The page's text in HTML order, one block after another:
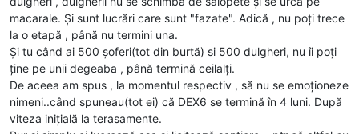
macarale. Și sunt lucrări care sunt "fazate". Adică , nu poți trece
la o etapă , până nu termini una.
Și tu când ai 500 șoferi(tot din burtă) si 500 dulgheri, nu îi poți
ține pe unii degeaba , până termină ceilalți.
De aceea am spus , la momentul respectiv , să nu se emoționeze
nimeni..când spuneau(tot ei) că DEX6 se termină în 4 luni. După
viteza inițială la terasamente.